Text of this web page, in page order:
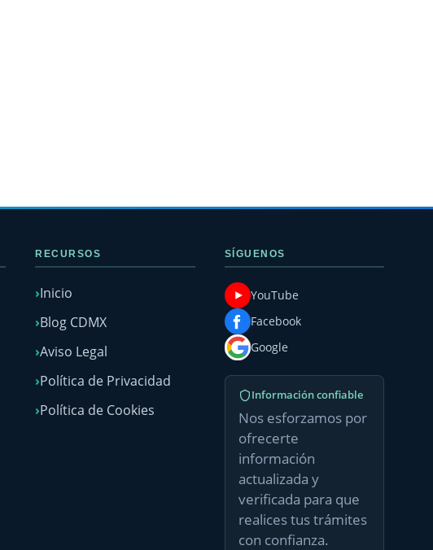
RECURSOS
Inicio
Blog CDMX
Aviso Legal
Política de Privacidad
Política de Cookies
SÍGUENOS
YouTube
Facebook
Google
Información confiable
Nos esforzamos por
ofrecerte
información
actualizada y
verificada para que
realices tus trámites
con confianza.